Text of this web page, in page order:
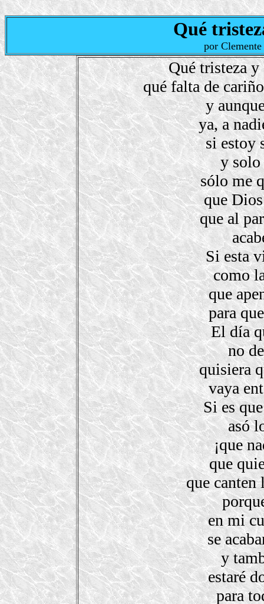
Qué
por
Qué tristeza y
qué falta de
y
ya, a
si estoy
y solo
sólo me
que
que al
Si esta
como
que
para
El día
no
quisiera
vaya
Si es
asó
¡que
que
que canten
en mi
se
y
estaré
para